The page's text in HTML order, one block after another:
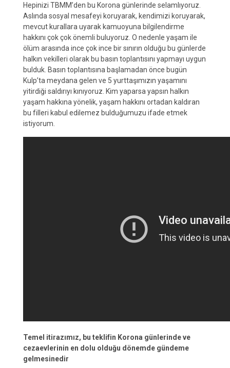
Hepinizi TBMM’den bu Korona günlerinde selamlıyoruz.
Aslında sosyal mesafeyi koruyarak, kendimizi koruyarak,
mevcut kurallara uyarak kamuoyuna bilgilendirme
hakkını çok çok önemli buluyoruz. O nedenle yaşam ile
ölüm arasında ince çok ince bir sınırın olduğu bu günlerde
halkın vekilleri olarak bu basın toplantısını yapmayı uygun
bulduk. Basın toplantısına başlamadan önce bugün
Kulp’ta meydana gelen ve 5 yurttaşımızın yaşamını
yitirdiği saldırıyı kınıyoruz. Kim yaparsa yapsın halkın
yaşam hakkına yönelik, yaşam hakkını ortadan kaldıran
bu filleri kabul edilemez bulduğumuzu ifade etmek
istiyorum.
Temel itirazımız, bu teklifin Korona günlerinde ve
cezaevlerinin en dolu olduğu dönemde gündeme
gelmesinedir